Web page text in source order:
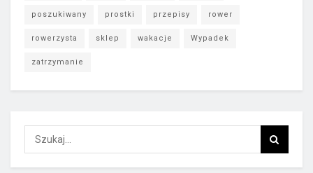
poszukiwany prostki przepisy rower
rowerzysta sklep wakacje Wypadek
zatrzymanie